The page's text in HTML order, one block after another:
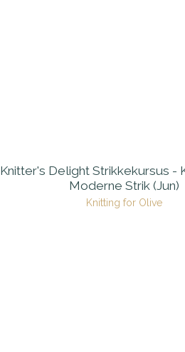
Knitter's Delight Strikkekursus -
Moderne Strik (Jun)
Knitting for Olive